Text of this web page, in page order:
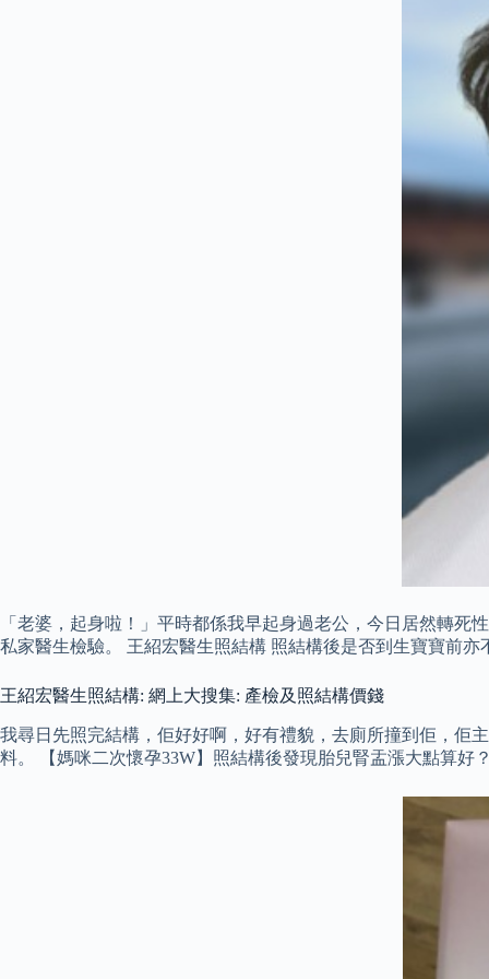
「老婆，起身啦！」平時都係我早起身過老公，今日居然轉
私家醫生檢驗。 王紹宏醫生照結構 照結構後是否到生寶寶前
王紹宏醫生照結構: 網上大搜集: 產檢及照結構價錢
我尋日先照完結構，佢好好啊，好有禮貌，去廁所撞到佢，佢
料。 【媽咪二次懷孕33W】照結構後發現胎兒腎盂漲大點算好